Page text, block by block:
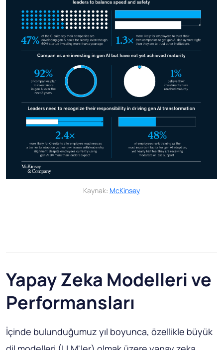
Kaynak: McKinsey
Yapay Zeka Modelleri ve
Performansları
İçinde bulunduğumuz yıl boyunca, özellikle büyük